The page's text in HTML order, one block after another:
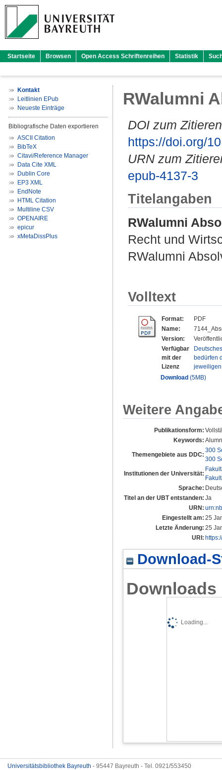
Startseite Browsen Open Access Schriftenreihen Statistik
Kontakt
Leitlinien EPub
Neueste Einträge
Bibliografische Daten exportieren
ASCII Citation
BibTeX
Citavi/Reference Manager
Data Cite XML
Dublin Core
EP3 XML
EndNote
HTML Citation
Multiline CSV
OPENAIRE
epicur
xMetaDissPlus
RWalumni
DOI zum
https://doi.org/
URN zum
epub-4137-3
Titelangaben
RWalumni
Recht und
RWalumni
Volltext
Format:
PDF
Name:
Version:
Verfügbar
mit der
Lizenz
bedürfen
Download (5MB)
Weitere
Publikationsform:
Keywords:
Themengebiete aus DDC:
300
300
Institutionen der Universität:
Sprache:
Titel an der UBT entstanden: Ja
URN:
Eingestellt am: 25
Letzte Änderung: 25
URI:
Download-
Downloads
Loading...
Universitätsbibliothek Bayreuth - 95447 Bayreuth - Tel. 0921/553450